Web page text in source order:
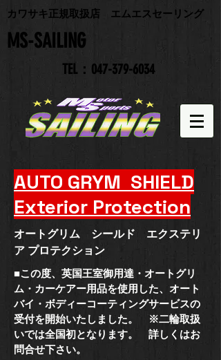
​カワサキ正規取扱店 エムエスセーリング
​MS-SAILING
TEL：047-379-6034
​AUTO GRYM SHIELD
Exterior Protection
​オートグリム シールド エクステリ
ア プロテクション
​■この度、英国王室御用達・オートグリ
ム・カーケアー用品を使用した、オート
バイ・ボディーコーティングサービスの
受付を開始いたしました。 ※二輪取扱
いでは全国初となります。 詳しくはお
問合せ下さい。